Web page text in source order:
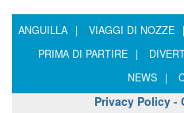
ANGUILLA | VIAGGI DI NOZZE |
PRIMA DI PARTIRE
|
NEWS
|
Privacy Policy-